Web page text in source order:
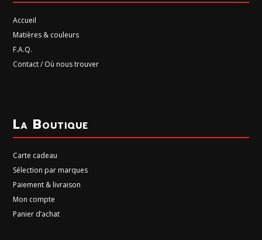
Accueil
Matières & couleurs
F.A.Q.
Contact / Où nous trouver
La Boutique
Carte cadeau
Sélection par marques
Paiement & livraison
Mon compte
Panier d’achat